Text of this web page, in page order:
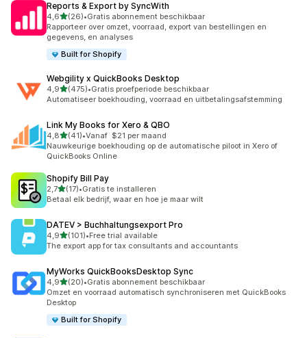
Reports & Export by SyncWith
4,6van 5 sterren
(26)
26 recensies in totaal
•Gratis abonnement beschikbaar
Rapporteer over omzet, voorraad, export van bestellingen en
gegevens, en analyses
Built for Shopify
Webgility x QuickBooks Desktop
4,9van 5 sterren
(475)
475 recensies in totaal
•Gratis proefperiode beschikbaar
Automatiseer boekhouding, voorraad en uitbetalingsafstemming
Link My Books for Xero & QBO
4,8van 5 sterren
(41)
41 recensies in totaal
•Vanaf $21 per maand
Nauwkeurige boekhouding op de automatische piloot in Xero of
QuickBooks Online
Shopify Bill Pay
2,7van 5 sterren
(17)
17 recensies in totaal
•Gratis te installeren
Betaal elk bedrijf, waar en hoe je maar wilt
DATEV > Buchhaltungsexport Pro
4,9van 5 sterren
(101)
101 recensies in totaal
•Free trial available
The export app for tax consultants and accountants
MyWorks QuickBooksDesktop Sync
4,9van 5 sterren
(20)
20 recensies in totaal
•Gratis abonnement beschikbaar
Omzet en voorraad automatisch synchroniseren met QuickBooks
Desktop
Built for Shopify